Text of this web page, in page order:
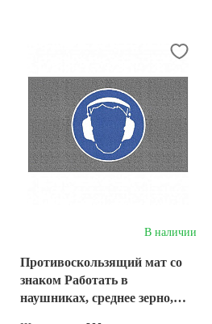
В наличии
Противоскользящий мат со
знаком Работать в
наушниках, среднее зерно,